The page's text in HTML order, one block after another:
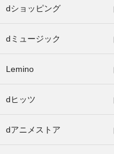
dショッピング
dミュージック
Lemino
dヒッツ
dアニメストア